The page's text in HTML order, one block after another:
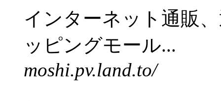
インターネット通販
ッピングモール...
moshi.pv.land.to/